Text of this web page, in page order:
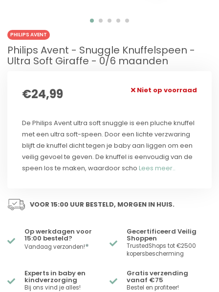
PHILIPS AVENT
Philips Avent - Snuggle Knuffelspeen -
Ultra Soft Giraffe - 0/6 maanden
€24,99 Niet op voorraad
De Philips Avent ultra soft snuggle is een pluche knuffel
met een ultra soft-speen. Door een lichte verzwaring
blijft de knuffel dicht tegen je baby aan liggen om een
veilig gevoel te geven. De knuffel is eenvoudig van de
speen los te maken, waardoor scho Lees meer..
VOOR 15:00 UUR BESTELD, MORGEN IN HUIS.
Op werkdagen voor
15:00 besteld?
Vandaag verzonden!*
Gecertificeerd Veilig
Shoppen
TrustedShops tot €2500
kopersbescherming
Experts in baby en
kindverzorging
Bij ons vind je alles!
Gratis verzending
vanaf €75
Bestel en profiteer!